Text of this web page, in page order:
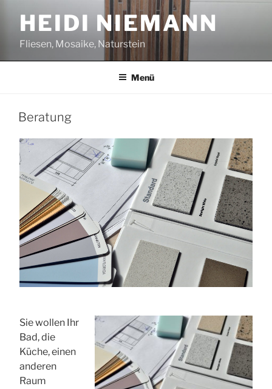
HEIDI NIEMANN
Fliesen, Mosaike, Naturstein
Menü
Beratung
Sie wollen Ihr
Bad, die
Küche, einen
anderen
Raum